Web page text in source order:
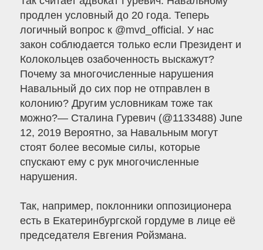
продлен условный до 20 года. Теперь
логичный вопрос к @mvd_official. У нас
закон соблюдается только если Президент и
Колокольцев озабоченность выскажут?
Почему за многочисленные нарушения
Навальный до сих пор не отправлен в
колонию? Другим условникам тоже так
можно?— Сталина Гуревич (@1133488) June
12, 2019 Вероятно, за Навальным могут
стоят более весомые силы, которые
спускают ему с рук многочисленные
нарушения.
Так, например, поклонники оппозиционера
есть в Екатеринбургской гордуме в лице её
председателя Евгения Ройзмана.